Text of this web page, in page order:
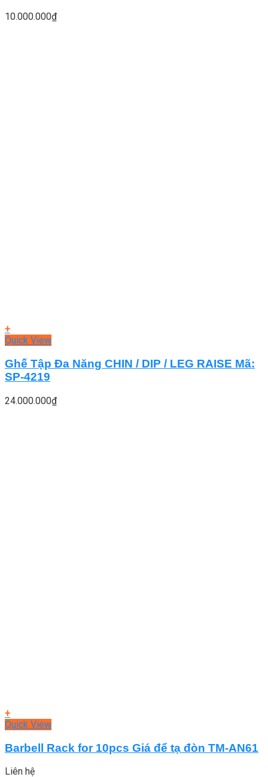
10.000.000₫
+
Quick View
Ghế Tập Đa Năng CHIN / DIP / LEG RAISE Mã:
SP-4219
24.000.000₫
+
Quick View
Barbell Rack for 10pcs Giá để tạ đòn TM-AN61
Liên hệ